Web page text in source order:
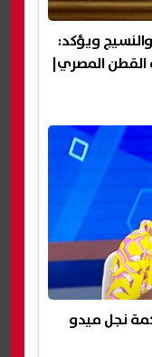
ويؤكد:
القطن المصري|
نجل ميدو